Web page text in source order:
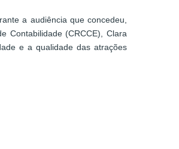
a audiência que concedeu,
Contabilidade (CRCCE), Clara
e a qualidade das atrações